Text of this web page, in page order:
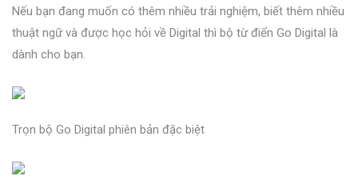
Nếu bạn đang muốn có thêm nhiều trải nghiệm, biết thêm nhiều
thuật ngữ và được học hỏi về Digital thì bộ từ điển Go Digital là
dành cho bạn.
Trọn bộ Go Digital phiên bản đặc biệt